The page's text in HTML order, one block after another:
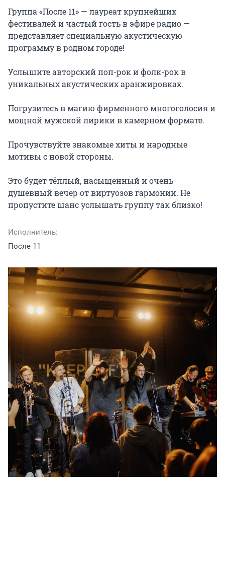
Группа «После 11» — лауреат крупнейших
фестивалей и частый гость в эфире радио —
представляет специальную акустическую
программу в родном городе!
Услышите авторский поп-рок и фолк-рок в
уникальных акустических аранжировках.
Погрузитесь в магию фирменного многоголосия и
мощной мужской лирики в камерном формате.
Прочувствуйте знакомые хиты и народные
мотивы с новой стороны.
Это будет тёплый, насыщенный и очень
душевный вечер от виртуозов гармонии. Не
пропустите шанс услышать группу так близко!
Исполнитель:
После 11